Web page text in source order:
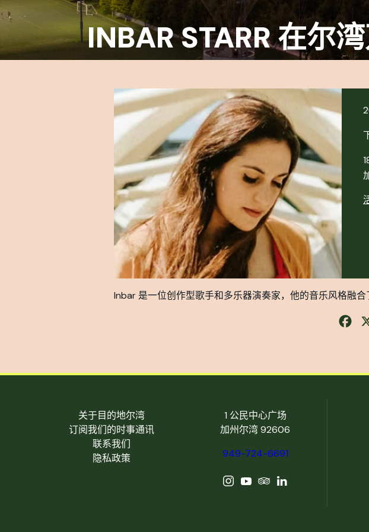
INBAR STARR 在尔
Inbar 是一位创作型歌手和多乐器演奏家，他的音乐风格融合
关于目的地尔湾
订阅我们的时事通讯
联系我们
隐私政策
1 公民中心广场
加州尔湾 92606
949-724-6691